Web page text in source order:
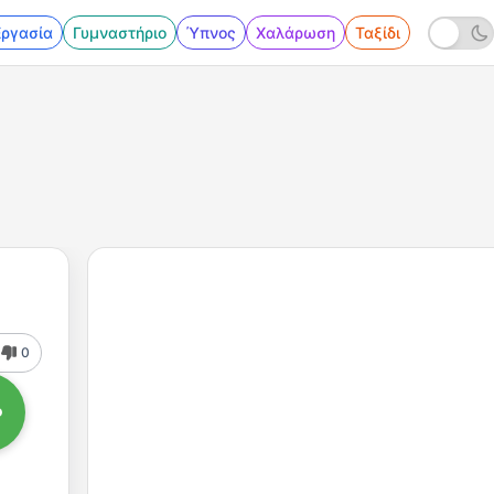
Γυμναστήριο Ύπνος Χαλάρωση Ταξίδι
0